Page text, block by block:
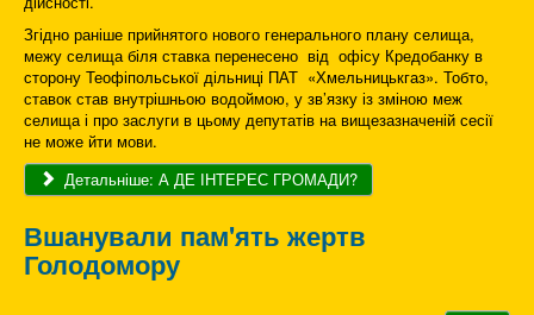
Згідно раніше прийнятого нового генерального плану селища,
межу селища біля ставка перенесено від офісу Кредобанку в
сторону Теофіпольської дільниці ПАТ «Хмельницькгаз». Тобто,
ставок став внутрішньою водоймою, у зв’язку із зміною меж
селища і про заслуги в цьому депутатів на вищезазначеній сесії
не може йти мови.
Детальніше: А ДЕ ІНТЕРЕС ГРОМАДИ?
Вшанували пам'ять жертв
Голодомору